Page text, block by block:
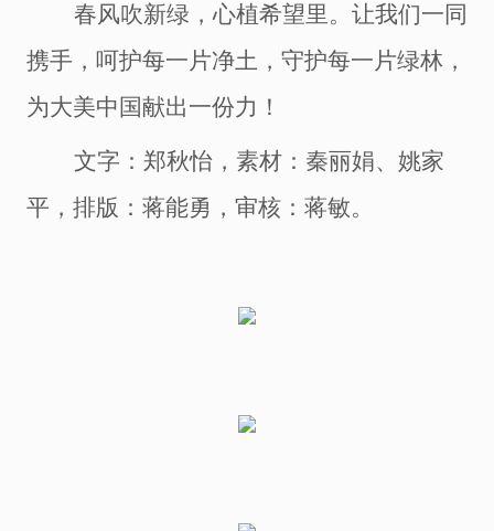
春风吹新绿，心植希望里。让我们一同
携手，呵护每一片净土，守护每一片绿林，
为大美中国献出一份力！
文字：郑秋怡， 素材：秦丽娟、姚家
平 ， 排版：蒋能勇 ， 审核：蒋敏。